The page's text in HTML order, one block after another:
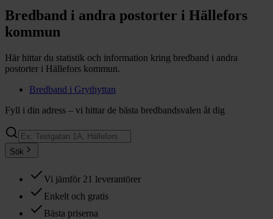
Bredband i andra postorter i Hällefors
kommun
Här hittar du statistik och information kring bredband i andra
postorter i Hällefors kommun.
Bredband i Grythyttan
Fyll i din adress – vi hittar de bästa bredbandsvalen åt dig
Sök
Vi jämför 21 leverantörer
Enkelt och gratis
Bästa priserna